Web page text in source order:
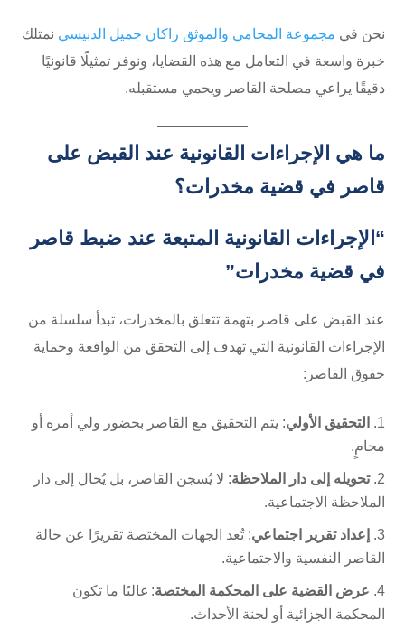
نحن في مجموعة المحامي والموثق راكان جميل الدبيسي نمتلك
خبرة واسعة في التعامل مع هذه القضايا، ونوفر تمثيلًا قانونيًا
دقيقًا يراعي مصلحة القاصر ويحمي مستقبله.
ما هي الإجراءات القانونية عند القبض على
قاصر في قضية مخدرات؟
“الإجراءات القانونية المتبعة عند ضبط قاصر
في قضية مخدرات”
عند القبض على قاصر بتهمة تتعلق بالمخدرات، تبدأ سلسلة من
الإجراءات القانونية التي تهدف إلى التحقق من الواقعة وحماية
حقوق القاصر:
التحقيق الأولي: يتم التحقيق مع القاصر بحضور ولي أمره أو
محامٍ.
تحويله إلى دار الملاحظة: لا يُسجن القاصر، بل يُحال إلى دار
الملاحظة الاجتماعية.
إعداد تقرير اجتماعي: تُعد الجهات المختصة تقريرًا عن حالة
القاصر النفسية والاجتماعية.
عرض القضية على المحكمة المختصة: غالبًا ما تكون
المحكمة الجزائية أو لجنة الأحداث.